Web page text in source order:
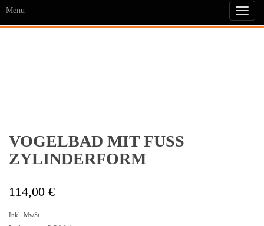
Toggle
Menu
VOGELBAD MIT FUSS Z
YLINDERFORM
114,00 €
Inkl. MwSt.